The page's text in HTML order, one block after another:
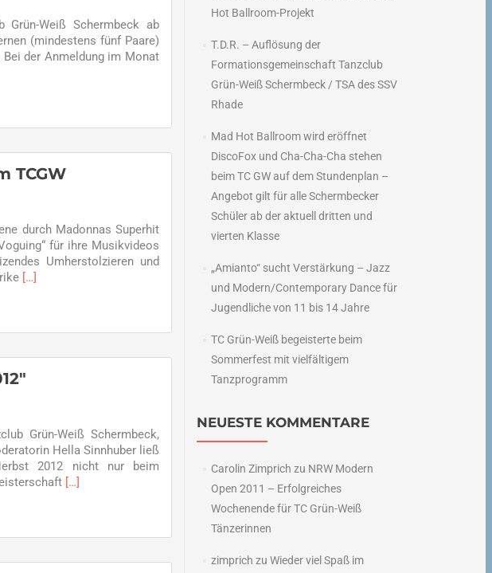
Weiß Schermbeck ab
(mindestens fünf Paare)
der Anmeldung im Monat
TCGW
durch Madonnas Superhit
für ihre Musikvideos
Umherstolzieren und
Read
grüßen!
Vogue
jetzt
beim
TCGW
[…]
Grün-Weiß Schermbeck,
Hella Sinnhuber ließ
2012 nicht nur beim
Read
–
[…]
Hot Ballroom-Projekt
T.D.R. – Auflösung der
Formationsgemeinschaft Tanzclub
Grün-Weiß Schermbeck / TSA des SSV
Rhade
Mad Hot Ballroom wird eröffnet
DiscoFox und Cha-Cha-Cha stehen
beim TC GW auf dem Stundenplan –
Angebot gilt für alle Schermbecker
Schüler ab der aktuell dritten und
vierten Klasse
„Amianto“ sucht Verstärkung – Jazz
und Modern/Contemporary Dance für
Jugendliche von 11 bis 14 Jahre
TC Grün-Weiß begeisterte beim
Sommerfest mit vielfältigem
Tanzprogramm
NEUESTE KOMMENTARE
Carolin Zimprich zu NRW Modern
Open 2011 – Erfolgreiches
Wochenende für TC Grün-Weiß
Tänzerinnen
zimprich zu Wieder viel Spaß im